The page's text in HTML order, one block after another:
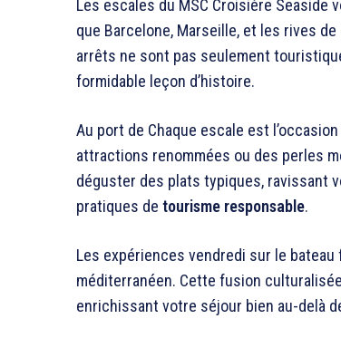
Les escales du MSC Croisière
que Barcelone, Marseille, et les rives
arrêts ne sont pas seulement
formidable leçon d’histoire.
Au port de Chaque escale est
attractions renommées ou des perles
déguster des plats typiques, ravissant
pratiques de tourisme responsable.
Les expériences vendredi sur le
méditerranéen. Cette fusion
enrichissant votre séjour bien au-delà